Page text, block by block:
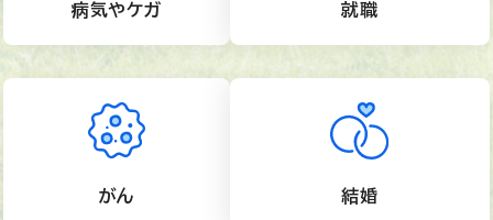
病気やケガ
がん
就職
結婚